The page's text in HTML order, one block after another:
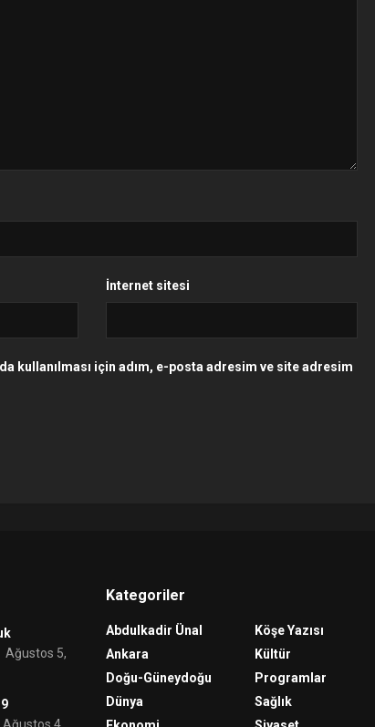
İnternet sitesi
kullanılması için adım, e-posta adresim ve site adresim
Ağustos 5,
Ağustos 4,
Kategoriler
Abdulkadir Ünal
Ankara
Doğu-Güneydoğu
Dünya
Köşe Yazısı
Kültür
Programlar
Sağlık